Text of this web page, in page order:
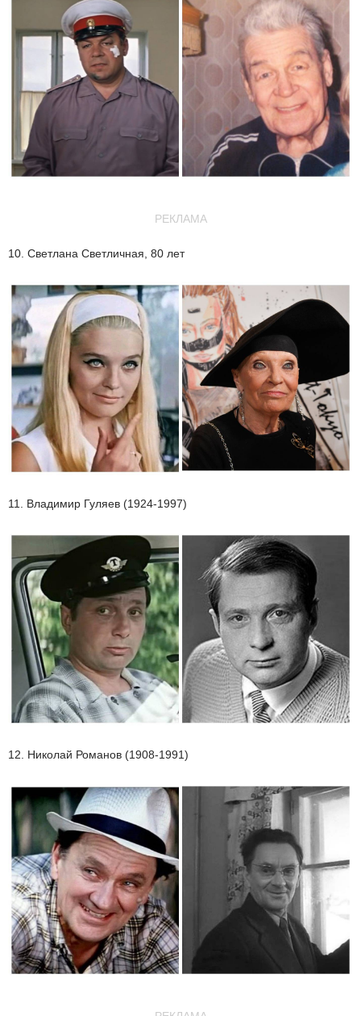
РЕКЛАМА
10. Светлана Светличная, 80 лет
11. Владимир Гуляев (1924-1997)
12. Николай Романов (1908-1991)